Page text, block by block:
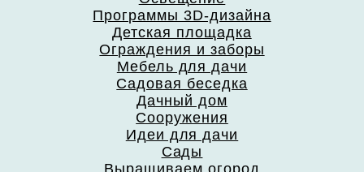
Программы 3D-дизайна
Детская площадка
Ограждения и заборы
Мебель для дачи
Садовая беседка
Дачный дом
Сооружения
Идеи для дачи
Сады
Выращиваем огород